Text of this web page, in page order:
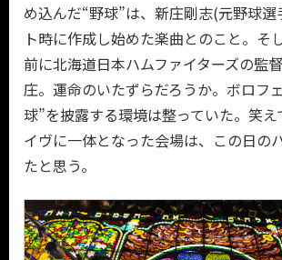
め込んだ“野球”は、新庄剛志(元野球
ト時に作成し始めた楽曲とのこと。そ
前に北海道日本ハムファイターズの監
庄。運命のいたずらだろうか。ボロフ
球”を披露する環境は整っていた。笑え
イヴに一体となった会場は、この日の
たと思う。